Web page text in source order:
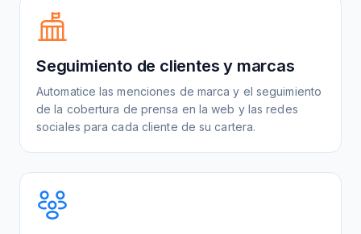
Seguimiento de clientes y marcas
Automatice las menciones de marca y el seguimiento
de la cobertura de prensa en la web y las redes
sociales para cada cliente de su cartera.